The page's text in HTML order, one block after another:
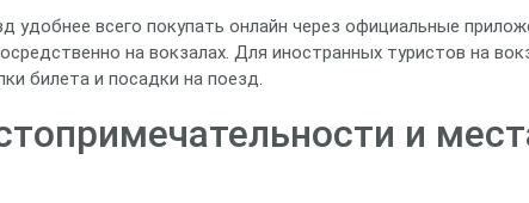
удобнее всего покупать онлайн через официальные
на вокзалах. Для иностранных туристов на
билета и посадки на поезд.
и